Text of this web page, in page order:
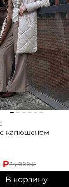
капюшоном
34 000₽
₽
В корзину